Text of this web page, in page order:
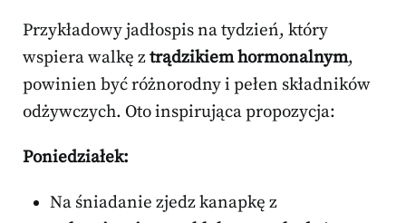
Przykładowy jadłospis na tydzień, który
wspiera walkę ztrądzikiem hormonalnym,
powinien być różnorodny i pełen składników
odżywczych. Oto inspirująca propozycja:
Poniedziałek:
Na śniadanie zjedz kanapkę z